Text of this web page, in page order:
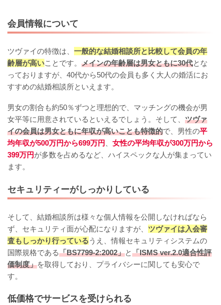
会員情報について
ツヴァイの特徴は、 一般的な結婚相談所と比較して会員の年
齢層が高いことです。 メインの年齢層は男女ともに30代とな
っておりますが、40代から50代の会員も多く大人の婚活にお
すすめの結婚相談所といえます。
男女の割合も約50％ずつと理想的で、マッチングの機会が男
女平等に用意されているといえるでしょう。そして、 ツヴァ
イの会員は男女ともに年収が高いことも特徴的で、男性の平
均年収が500万円から699万円
女性の平均年収が300万円から
399万円が多数を占めるなど、ハイスペックな人が集まってい
ます。
セキュリティーがしっかりしている
そして、結婚相談所は様々な個人情報を公開しなければなら
ず、セキュリティ面が心配になりますが、 ツヴァイは入会審
査もしっかり行っているうえ、情報セキュリティシステムの
国際規格である「BS7799-2:2002」と「ISMS ver.2.0適合性評
価制度」を取得しており、プライバシーに関しても安心で
す。
低価格でサービスを受けられる